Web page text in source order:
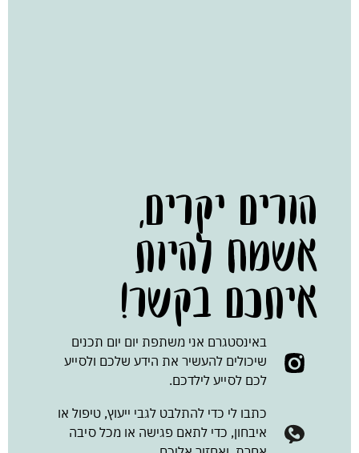
הורים יקרים,
אשמח להיות
איתכם בקשר!
באינסטגרם אני משתפת יום יום תכנים
שיכולים להעשיר את הידע שלכם ולסייע
לכם לסייע לילדכם.
כתבו לי כדי להתלבט לגבי ייעוץ, טיפול או
איבחון, כדי לתאם פגישה או מכל סיבה